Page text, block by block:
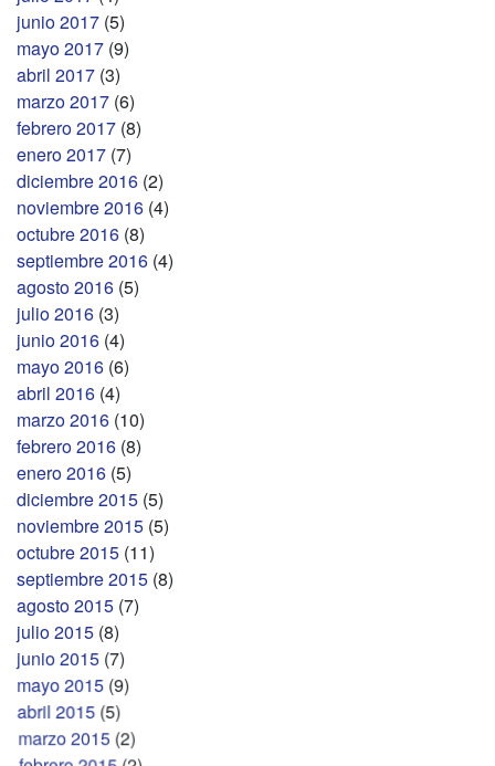
junio 2017 (5)
mayo 2017 (9)
abril 2017 (3)
marzo 2017 (6)
febrero 2017 (8)
enero 2017 (7)
diciembre 2016 (2)
noviembre 2016 (4)
octubre 2016 (8)
septiembre 2016 (4)
agosto 2016 (5)
julio 2016 (3)
junio 2016 (4)
mayo 2016 (6)
abril 2016 (4)
marzo 2016 (10)
febrero 2016 (8)
enero 2016 (5)
diciembre 2015 (5)
noviembre 2015 (5)
octubre 2015 (11)
septiembre 2015 (8)
agosto 2015 (7)
julio 2015 (8)
junio 2015 (7)
mayo 2015 (9)
abril 2015 (5)
marzo 2015(2)